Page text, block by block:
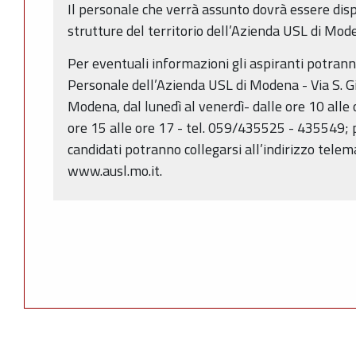
Il personale che verrà assunto dovrà essere
strutture del territorio dell’Azienda USL di
Per eventuali informazioni gli aspiranti
Personale dell’Azienda USL di Modena - Via S.
Modena, dal lunedì al venerdì- dalle ore 10
ore 15 alle ore 17 - tel. 059/435525 - 435549;
candidati potranno collegarsi all’indirizzo
www.ausl.mo.it.